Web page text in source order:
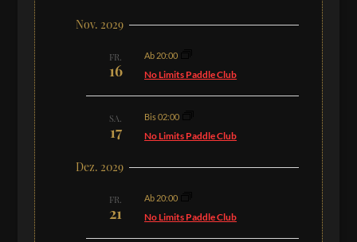
Nov. 2029
FR.
16
Ab 20:00
No Limits Paddle Club
SA.
17
Bis 02:00
No Limits Paddle Club
Dez. 2029
FR.
21
Ab 20:00
No Limits Paddle Club